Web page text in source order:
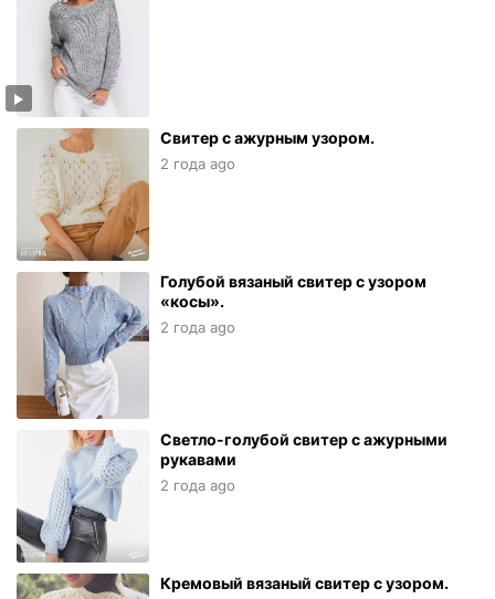
Свитер с ажурным узором.
2 года ago
Голубой вязаный свитер с узором
«косы».
2 года ago
Светло-голубой свитер с ажурными
рукавами
2 года ago
Кремовый вязаный свитер с узором.